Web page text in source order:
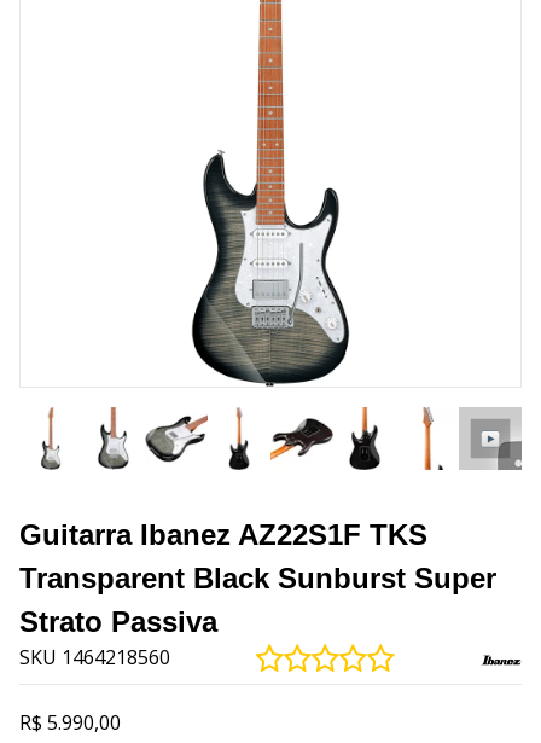
Guitarra Ibanez AZ22S1F TKS
Transparent Black Sunburst Super
Strato Passiva
SKU 1464218560
R$ 5.990,00